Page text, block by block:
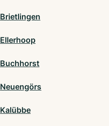
Brietlingen
Ellerhoop
Buchhorst
Neuengörs
Kalübbe